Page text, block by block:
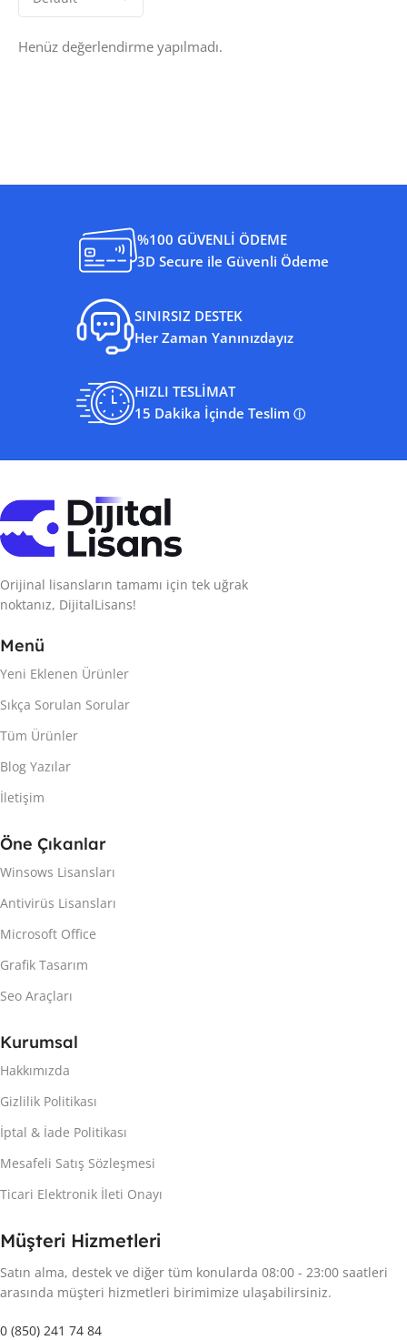
Henüz değerlendirme yapılmadı.
%100 GÜVENLİ ÖDEME
3D Secure ile Güvenli Ödeme
SINIRSIZ DESTEK
Her Zaman Yanınızdayız
HIZLI TESLİMAT
15 Dakika İçinde Teslim ⓘ
Orijinal lisansların tamamı için tek uğrak
noktanız, DijitalLisans!
Menü
Yeni Eklenen Ürünler
Sıkça Sorulan Sorular
Tüm Ürünler
Blog Yazılar
İletişim
Öne Çıkanlar
Winsows Lisansları
Antivirüs Lisansları
Microsoft Office
Grafik Tasarım
Seo Araçları
Kurumsal
Hakkımızda
Gizlilik Politikası
İptal & İade Politikası
Mesafeli Satış Sözleşmesi
Ticari Elektronik İleti Onayı
Müşteri Hizmetleri
Satın alma, destek ve diğer tüm konularda 08:00 - 23:00 saatleri
arasında müşteri hizmetleri birimimize ulaşabilirsiniz.
0 (850) 241 74 84